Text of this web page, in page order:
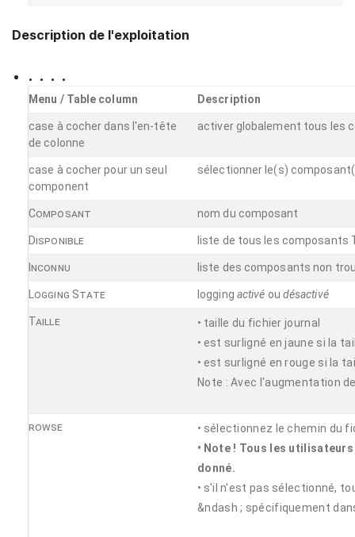
Description de l'exploitation
. . . .
Menu / Table column Description
case à cocher dans l'en-tête
de colonne
activer globalement tous les
case à cocher pour un seul
com­ponent
sélectionner le(s)
Composant nom du composant
Disponible liste de tous les composants
Inconnu liste des composants non
Logging State logging activé ou désactivé
Taille • taille du fichier journal
• est surligné en jaune si la
• est surligné en rouge si la
Note : Avec l'augmentation
rowse • sélectionnez le chemin du
• Note ! Tous les
donné.
• s'il n'est pas sélectionné,
&ndash ; spécifiquement